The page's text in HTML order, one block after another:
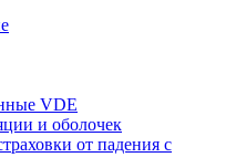
VDE
и оболочек
от падения с